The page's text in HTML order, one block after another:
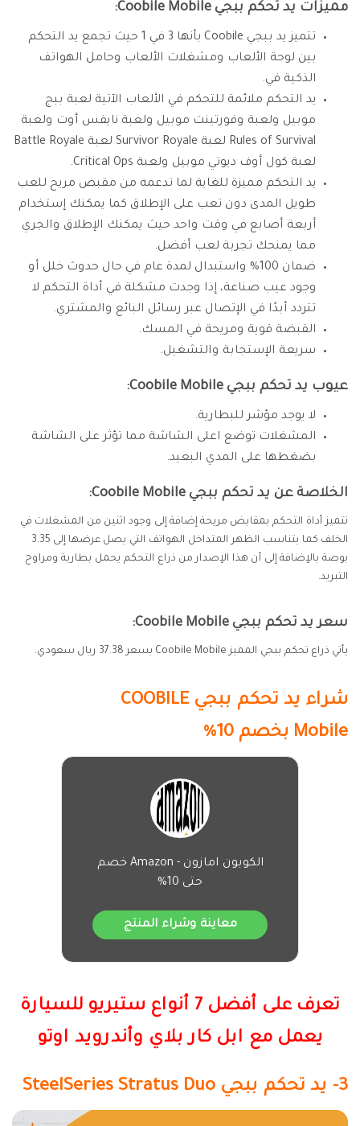
مميزات يد تحكم ببجي Coobile Mobile:
تتميز يد ببجي Coobile بأنها 3 في 1 حيث تجمع يد التحكم
بين لوحة الألعاب ومشغلات الألعاب وحامل الهواتف
الذكية في.
يد التحكم ملائمة للتحكم في الألعاب الآتية لعبة ببج
موبيل ولعبة وفورتينت موبيل ولعبة نايفس أوت ولعبة
Rules of Survival لعبة Survivor Royale لعبة Battle Royale
لعبة كول أوف ديوتي موبيل ولعبة Critical Ops.
يد التحكم مميزة للغاية لما تدعمه من مقبض مريح للعب
طويل المدى دون تعب على الإطلاق كما يمكنك إستخدام
أربعة أصابع في وقت واحد حيث يمكنك الإطلاق والجري
مما يمنحك تجربة لعب أفضل.
ضمان 100% واستبدال لمدة عام في حال حدوث خلل أو
وجود عيب صناعة، إذا وجدت مشكلة في أداة التحكم لا
تتردد أبدًا في الإتصال عبر رسائل البائع والمشتري.
القبضة قوية ومريحة في المسك.
سريعة الإستجابة والتشغيل.
عيوب يد تحكم ببجي Coobile Mobile:
لا يوجد مؤشر للبطارية.
المشغلات توضع اعلى الشاشة مما تؤثر على الشاشة
بضغطها على المدي البعيد.
الخلاصة عن يد تحكم ببجي Coobile Mobile:
تتميز أداة التحكم بمقابض مريحة إضافة إلى وجود اثنين من المشغلات في
الخلف كما يتناسب الظهر المتداخل الهواتف التي يصل عرضها إلى 3.35
بوصة بالإضافة إلى أن هذا الإصدار من ذراع التحكم يحمل بطارية ومراوح
التبريد.
سعر يد تحكم ببجي Coobile Mobile:
يأتي ذراع تحكم ببجي المميز Coobile Mobile بسعر 37.38 ريال سعودي.
شراء يد تحكم ببجي COOBILE
Mobile بخصم 10%
الكوبون امازون - Amazon خصم
حتى 10%
معاينة وشراء المنتج
تعرف على أفضل 7 أنواع ستيريو للسيارة
يعمل مع ابل كار بلاي وأندرويد اوتو
3- يد تحكم ببجي SteelSeries Stratus Duo